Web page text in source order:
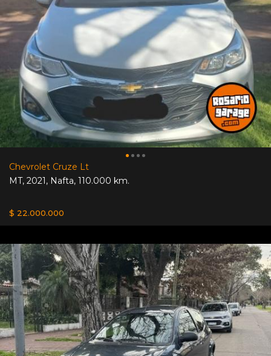
Chevrolet Cruze Lt
MT, 2021, Nafta, 110.000 km.
$ 22.000.000